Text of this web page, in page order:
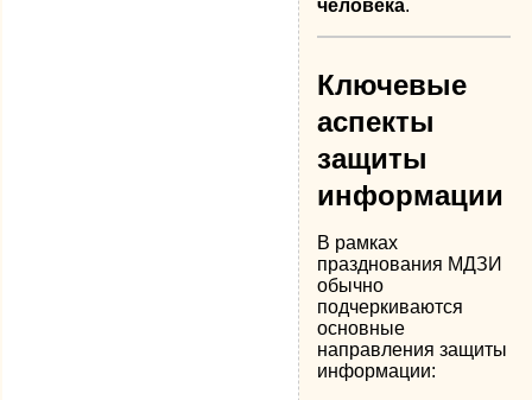
человека.
Ключевые
аспекты
защиты
информации
В рамках
празднования МДЗИ
обычно
подчеркиваются
основные
направления защиты
информации: